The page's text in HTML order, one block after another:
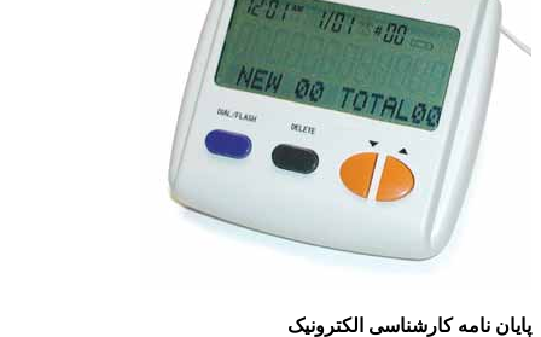
نامه کارشناسی الکترونیک